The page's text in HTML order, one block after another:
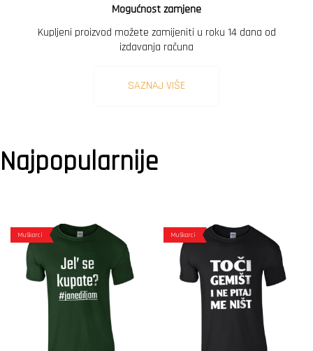
Mogućnost zamjene
Kupljeni proizvod možete zamijeniti u roku 14 dana od
izdavanja računa
SAZNAJ VIŠE
Najpopularnije
Muškarci Muškarci